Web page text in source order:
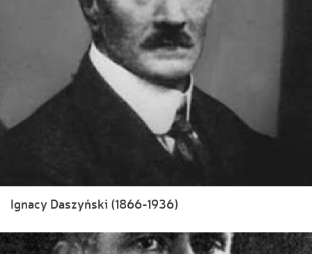
Ignacy Daszyński (1866-1936)